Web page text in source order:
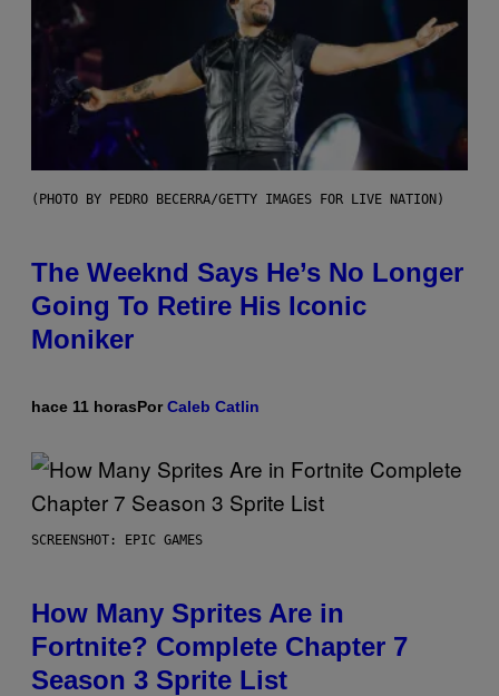
(PHOTO BY PEDRO BECERRA/GETTY IMAGES FOR LIVE NATION)
The Weeknd Says He’s No Longer
Going To Retire His Iconic
Moniker
hace 11 horasPorCaleb Catlin
SCREENSHOT: EPIC GAMES
How Many Sprites Are in
Fortnite? Complete Chapter 7
Season 3 Sprite List